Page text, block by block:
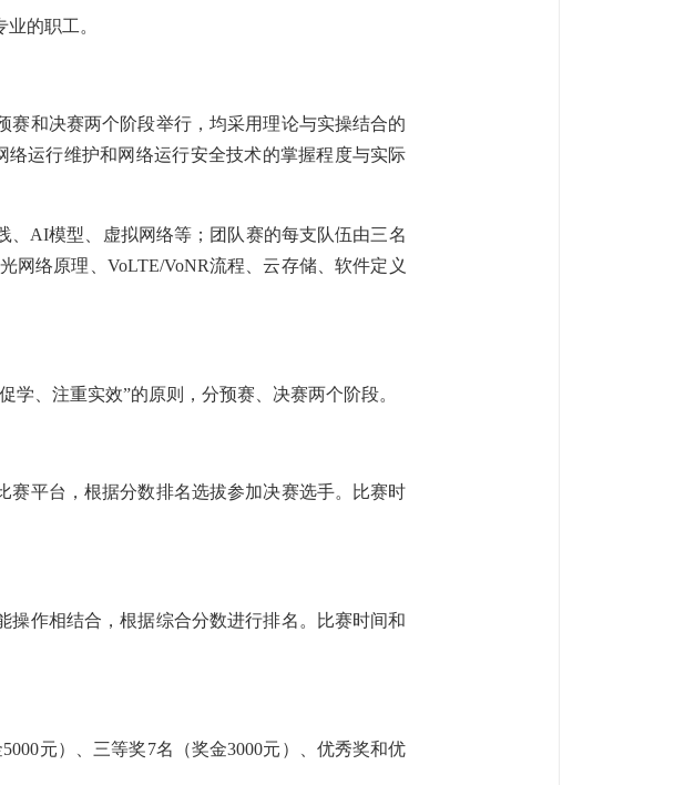
的职工。
和决赛两个阶段举行，均采用理论与实操结合的
络运行维护和网络运行安全技术的掌握程度与实际
AI模型、虚拟网络等；团队赛的每支队伍由三名
网络原理、VoLTE/VoNR流程、云存储、软件定义
、注重实效”的原则，分预赛、决赛两个阶段。
赛平台，根据分数排名选拔参加决赛选手。比赛时
作相结合，根据综合分数进行排名。比赛时间和
元）、三等奖7名（奖金3000元）、优秀奖和优